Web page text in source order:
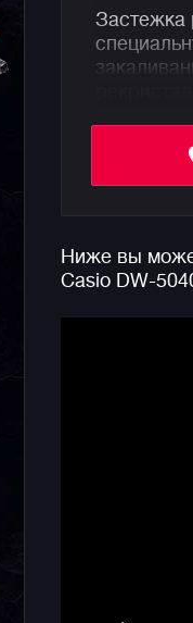
Застежка
крышка
кнопок,
крышка с
Ниже вы
Casio DW-